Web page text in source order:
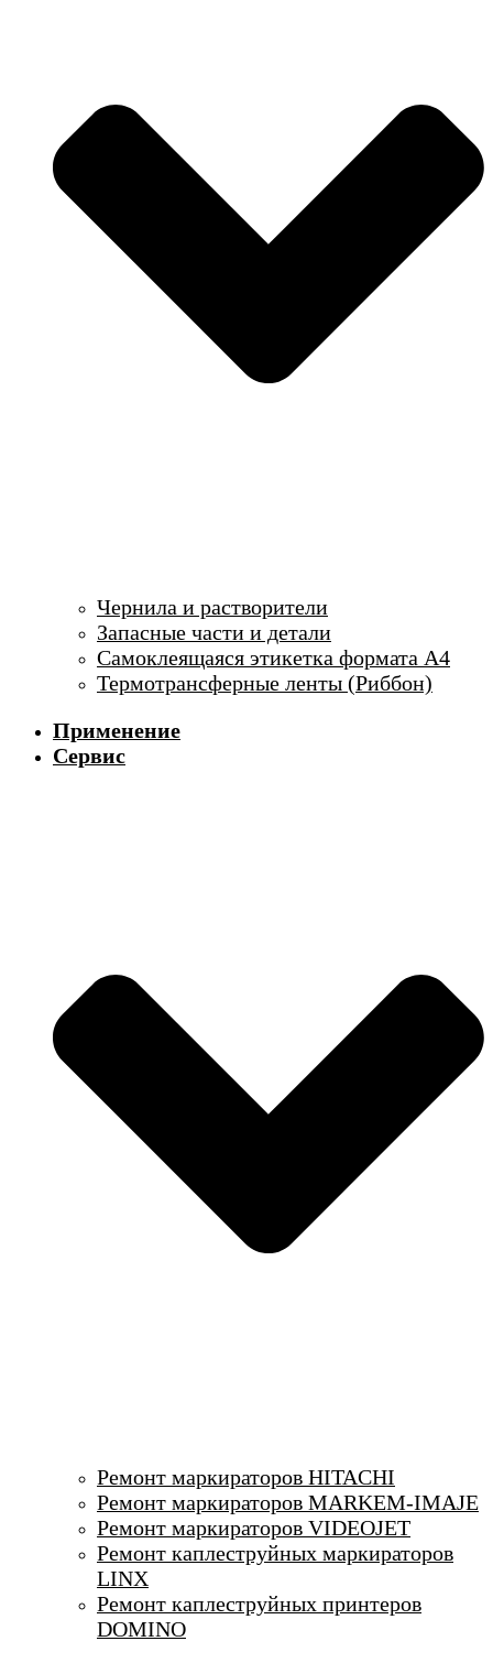
Чернила и растворители
Запасные части и детали
Самоклеящаяся этикетка формата А4
Термотрансферные ленты (Риббон)
Применение
Сервис
Ремонт маркираторов HITACHI
Ремонт маркираторов MARKEM-IMAJE
Ремонт маркираторов VIDEOJET
Ремонт каплеструйных маркираторов
LINX
Ремонт каплеструйных принтеров
DOMINO